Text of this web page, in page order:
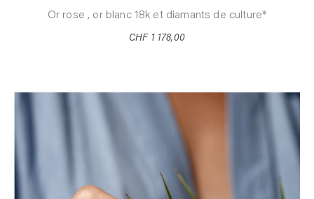
Or rose , or blanc 18k et diamants de culture*
CHF 1 178,00